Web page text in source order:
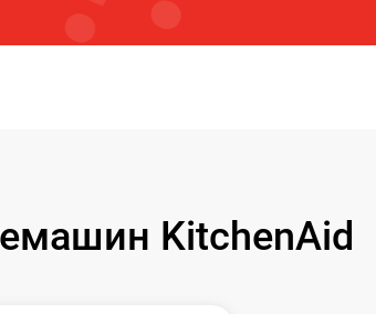
KitchenAid